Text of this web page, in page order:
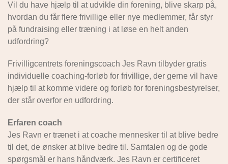
Vil du have hjælp til at udvikle din forening, blive skarp på,
hvordan du får flere frivillige eller nye medlemmer, får styr
på fundraising eller træning i at løse en helt anden
udfordring?
Frivilligcentrets foreningscoach Jes Ravn tilbyder gratis
individuelle coaching-forløb for frivillige, der gerne vil have
hjælp til at komme videre og forløb for foreningsbestyrelser,
der står overfor en udfordring.
Erfaren coach
Jes Ravn er trænet i at coache mennesker til at blive bedre
til det, de ønsker at blive bedre til. Samtalen og de gode
spørgsmål er hans håndværk. Jes Ravn er certificeret